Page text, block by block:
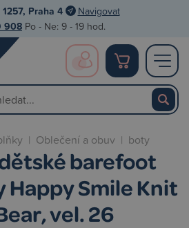
Praha 4 Navigovat
908 Po - Ne: 9 - 19 hod.
| Oblečení a obuv | boty
barefoot
Happy Smile Knit
vel. 26